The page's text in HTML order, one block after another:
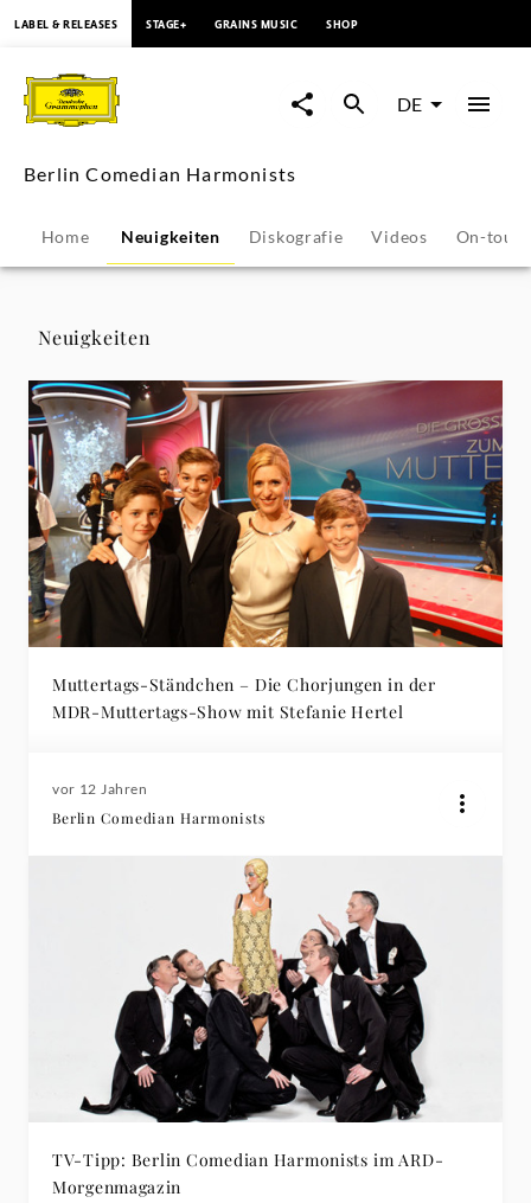
Comedian
Harmonists
Neuigkeiten
Deutsche
Grammophon
LABEL & RELEASES STAGE+ GRAINS MUSIC SHOP
DE
Berlin Comedian Harmonists
Home Neuigkeiten Diskografie Videos On-tour
Neuigkeiten
Muttertags-Ständchen – Die Chorjungen in der
MDR-Muttertags-Show mit Stefanie Hertel
vor 12 Jahren
Berlin Comedian Harmonists
TV-Tipp: Berlin Comedian Harmonists im ARD-
Morgenmagazin